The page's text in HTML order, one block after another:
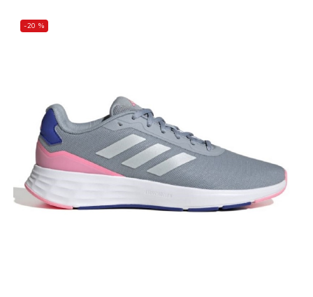
-20 %